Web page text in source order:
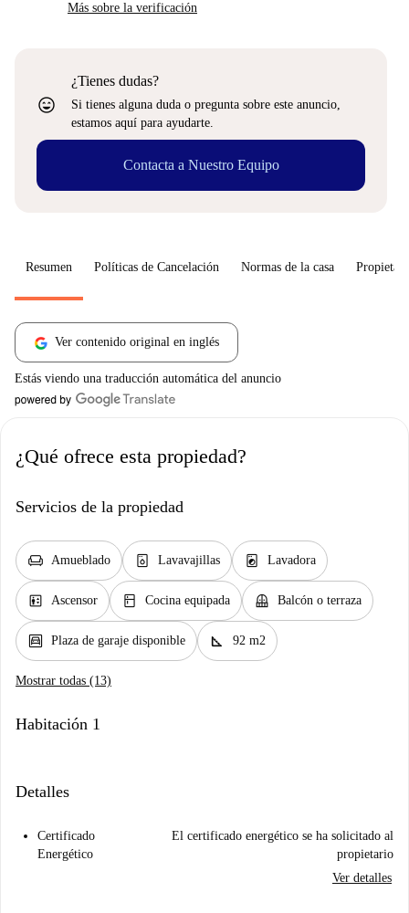
Más sobre la verificación
sentiment_very_satisfied
¿Tienes dudas?
Si tienes alguna duda o pregunta sobre este anuncio,
estamos aquí para ayudarte.
Contacta a Nuestro Equipo
Resumen Políticas de Cancelación Normas de la casa
Ver contenido original en inglés
Estás viendo una traducción automática del anuncio
¿Qué ofrece esta propiedad?
Servicios de la propiedad
chair Amueblado dishwasher_gen Lavavajillas local_laundry_service Lavadora
elevator Ascensor kitchen Cocina equipada balcony Balcón o terraza
garage Plaza de garaje disponible square_foot 92 m2
Mostrar todas (13)
Habitación 1
Detalles
Certificado
Energético
El certificado energético se ha solicitado al
propietario
Ver detalles